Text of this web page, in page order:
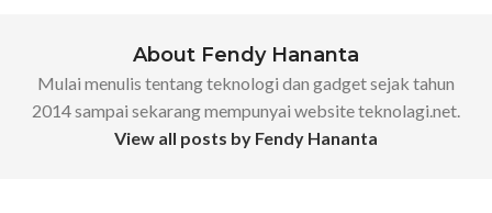
About Fendy Hananta
Mulai menulis tentang teknologi dan gadget sejak tahun
2014 sampai sekarang mempunyai website teknolagi.net.
View all posts by Fendy Hananta